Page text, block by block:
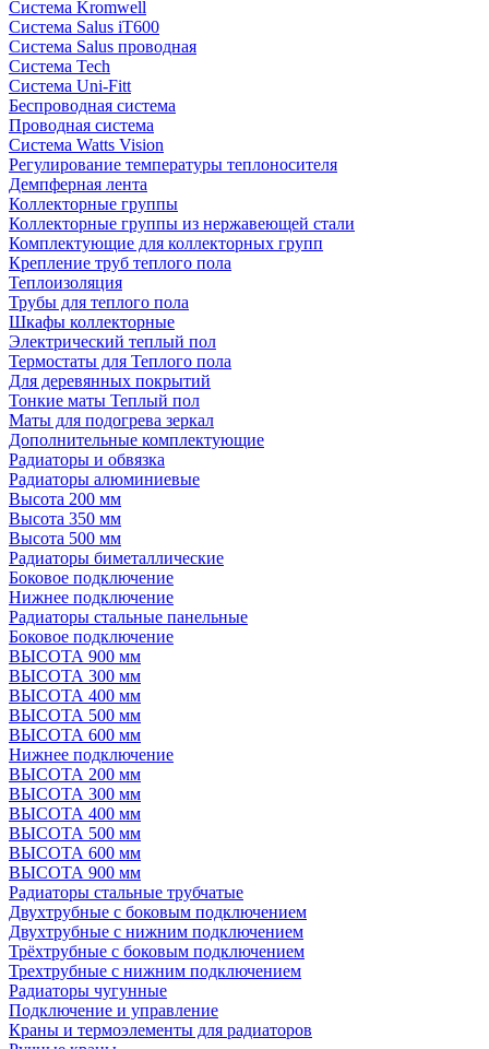
Система Kromwell
Система Salus iT600
Система Salus проводная
Система Tech
Система Uni-Fitt
Беспроводная система
Проводная система
Система Watts Vision
Регулирование температуры теплоносителя
Демпферная лента
Коллекторные группы
Коллекторные группы из нержавеющей стали
Комплектующие для коллекторных групп
Крепление труб теплого пола
Теплоизоляция
Трубы для теплого пола
Шкафы коллекторные
Электрический теплый пол
Термостаты для Теплого пола
Для деревянных покрытий
Тонкие маты Теплый пол
Маты для подогрева зеркал
Дополнительные комплектующие
Радиаторы и обвязка
Радиаторы алюминиевые
Высота 200 мм
Высота 350 мм
Высота 500 мм
Радиаторы биметаллические
Боковое подключение
Нижнее подключение
Радиаторы стальные панельные
Боковое подключение
ВЫСОТА 900 мм
ВЫСОТА 300 мм
ВЫСОТА 400 мм
ВЫСОТА 500 мм
ВЫСОТА 600 мм
Нижнее подключение
ВЫСОТА 200 мм
ВЫСОТА 300 мм
ВЫСОТА 400 мм
ВЫСОТА 500 мм
ВЫСОТА 600 мм
ВЫСОТА 900 мм
Радиаторы стальные трубчатые
Двухтрубные с боковым подключением
Двухтрубные с нижним подключением
Трёхтрубные с боковым подключением
Трехтрубные с нижним подключением
Радиаторы чугунные
Подключение и управление
Краны и термоэлементы для радиаторов